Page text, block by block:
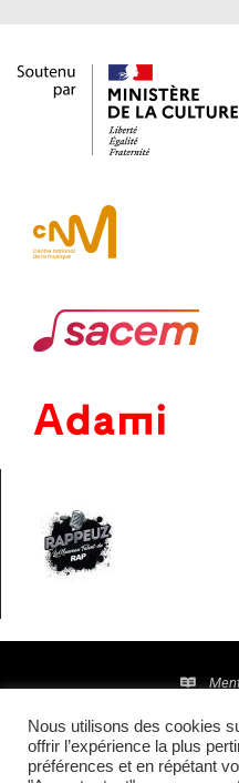
Politique
Nous utilisons des cookies
offrir l’expérience la plus
préférences et en répétant